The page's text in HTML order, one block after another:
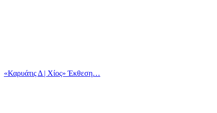
«Καρυάτις Δ | Χίος» Έκθεση…